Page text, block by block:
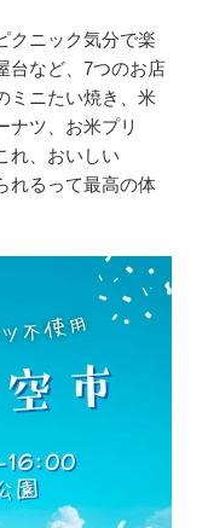
クニック気分で楽
台など、7つのお店
ミニたい焼き、米
ナツ、お米プリ
れ、おいしい
れるって最高の体